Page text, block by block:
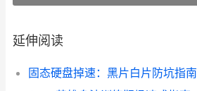
延伸阅读
固态硬盘掉速：黑片白片防坑指南